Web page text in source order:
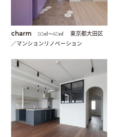
charm 50㎡〜60㎡
東京都大田区
／マンションリノベーション